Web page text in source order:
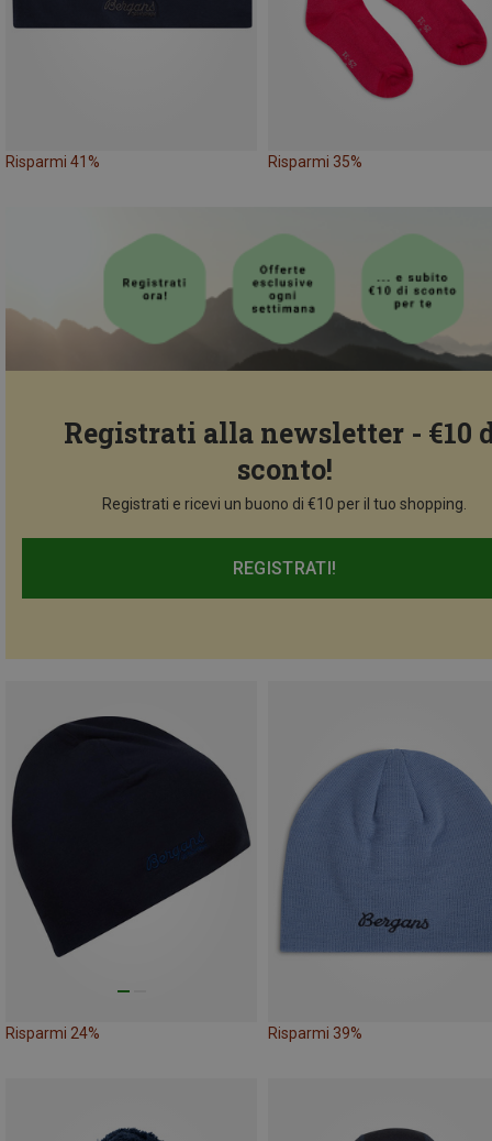
Risparmi 41% Risparmi 35%
Registrati alla newsletter - €10
sconto!
Registrati e ricevi un buono di €10 per il tuo shopping.
REGISTRATI!
Risparmi 24% Risparmi 39%